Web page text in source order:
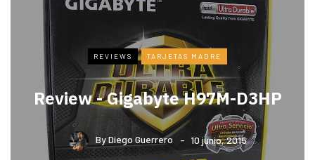
REVIEWS TARJETAS MADRE
Review - Gigabyte H97M-D3HP
ByDiego Guerrero 10 junio, 2015